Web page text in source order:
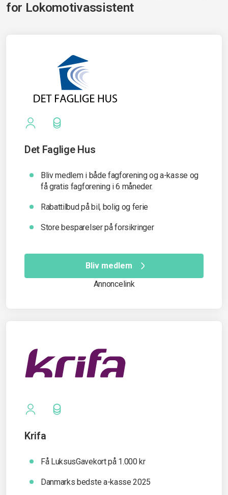
for Lokomotivassistent
Det Faglige Hus
Bliv medlem i både fagforening og a-kasse og
få gratis fagforening i 6 måneder.
Rabattilbud på bil, bolig og ferie
Store besparelser på forsikringer
Bliv medlem
Annoncelink
Krifa
Få LuksusGavekort på 1.000 kr
Danmarks bedste a-kasse 2025